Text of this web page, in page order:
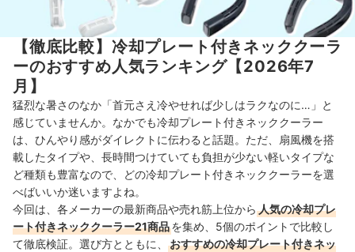
【徹底比較】冷却プレート付きネッククーラ
ーのおすすめ人気ランキング【2026年7
月】
猛烈な暑さのなか「首元さえ冷やせれば少しはラクなのに…」と
感じていませんか。なかでも冷却プレート付きネッククーラー
は、ひんやり感がダイレクトに伝わると話題。ただ、扇風機を搭
載したタイプや、長時間つけていても負担が少ない軽いタイプな
ど種類も豊富なので、どの冷却プレート付きネッククーラーを選
べばいいか迷いますよね。
今回は、各メーカーの最新商品や売れ筋上位から 人気の冷却プレ
ート付きネッククーラー21商品を集め、5個のポイントで比較し
て徹底検証。選び方とともに、
おすすめの冷却プレート付きネッ